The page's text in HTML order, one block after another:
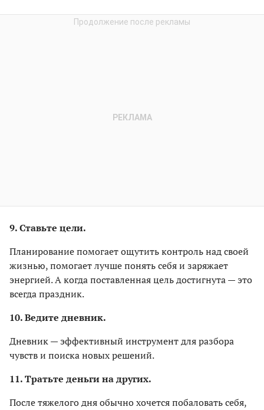
9. Ставьте цели.
Планирование помогает ощутить контроль над своей
жизнью, помогает лучше понять себя и заряжает
энергией. А когда поставленная цель достигнута — это
всегда праздник.
10. Ведите дневник.
Дневник — эффективный инструмент для разбора
чувств и поиска новых решений.
11. Тратьте деньги на других.
После тяжелого дня обычно хочется побаловать себя,